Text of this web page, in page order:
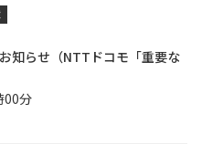
知らせ（NTTドコモ「重要な
00分